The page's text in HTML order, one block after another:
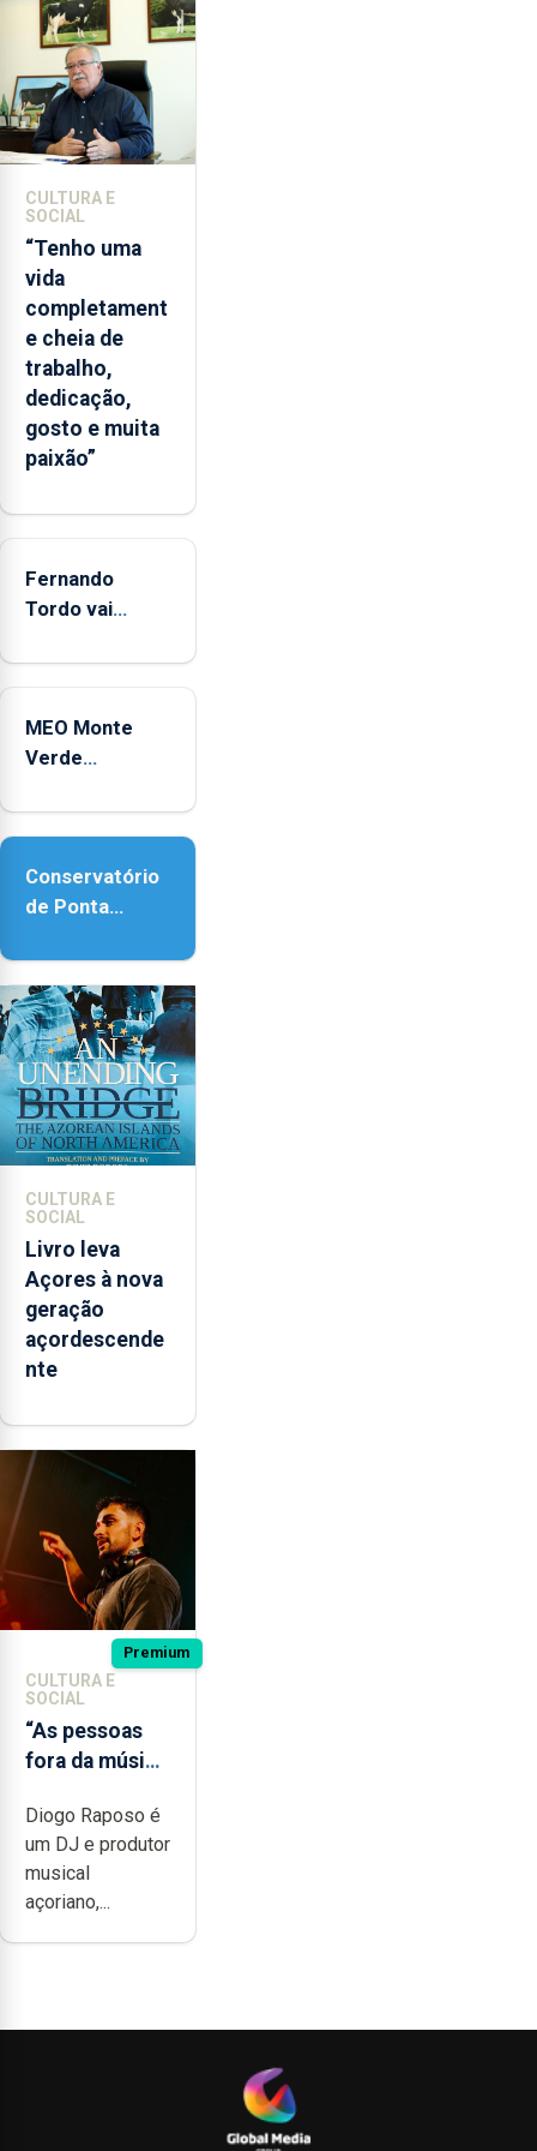
lapas
entre
2022
e
2026.
A
das
Flores
apresenta
um
“decréscimo
significativo”
da
CPUE
entre
2022
CULTURA E
SOCIAL
“Tenho uma
vida
completament
e cheia de
trabalho,
dedicação,
gosto e muita
paixão”
Fernando
Tordo vai
anos de
Coliseu
Micaelense
MEO Monte
Verde
reforço da
Conservatório
de Ponta
contar com
novos
instrumentos
CULTURA E
SOCIAL
Livro leva
Açores à nova
geração
açordescende
nte
Premium
CULTURA E
SOCIAL
“As pessoas
fora da música
noção do quão
difícil é
produzir uma
música”
Diogo Raposo é
um DJ e produtor
musical
açoriano,...